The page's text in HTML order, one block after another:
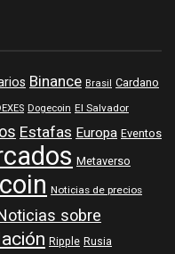
Binance Brasil Cardano
Dogecoin El Salvador
Estafas Europa Eventos
Metaverso
Noticias de precios
sobre
Ripple Rusia